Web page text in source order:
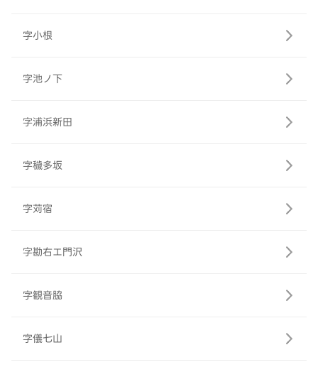
字小根
字池ノ下
字浦浜新田
字穢多坂
字苅宿
字勘右エ門沢
字観音脇
字儀七山